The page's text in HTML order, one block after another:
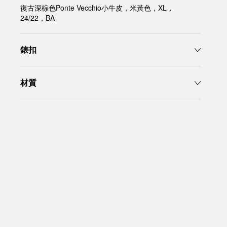
復古深棕色Ponte Vecchio小牛皮，米黃色，XL，
24/22，BA
錶扣
材質